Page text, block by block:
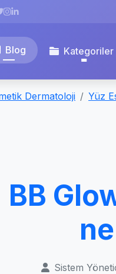
Blog Kategoriler
Dermatoloji Yüz
BB
Sistem